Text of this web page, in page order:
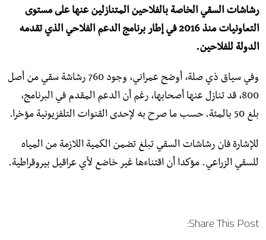
رشاشات السقي الخاصة بالفلاحين المتنازلين عنها على مستوى
التعاونيات منذ 2016 في إطار برنامج الدعم الفلاحي الذي تقدمه
الدولة للفلاحين.
وفي سياق ذي صلة، أوضح عمراني، وجود 760 رشاشة سقي من أصل
800، قد تنازل عنها أصحابها، رغم أن الدعم المقدم في البرنامج،
بلغ 50 بالمئة. حسب ما صرح به لإحدى القنوات التلفزيونية مؤخرا.
للإشارة فان رشاشات السقي تبلغ تضمن الكمية اللازمة من المياه
للسقي الزراعي. مؤكدا أن اقتناءها غير خاضع لأي عراقيل بيروقراطية.
Share This Post: